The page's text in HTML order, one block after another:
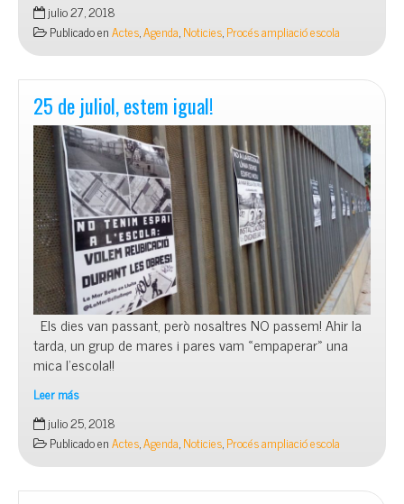
reunió
25
de
juliol
julio 27, 2018
Publicado enActes,Agenda,Noticies,Procés ampliació escola
25 de juliol, estem igual!
Els dies van passant, però nosaltres NO passem! Ahir la
tarda, un grup de mares i pares vam «empaperar» una
mica l’escola!!
Leer más
25
de
juliol,
estem
igual!
julio 25, 2018
Publicado enActes,Agenda,Noticies,Procés ampliació escola